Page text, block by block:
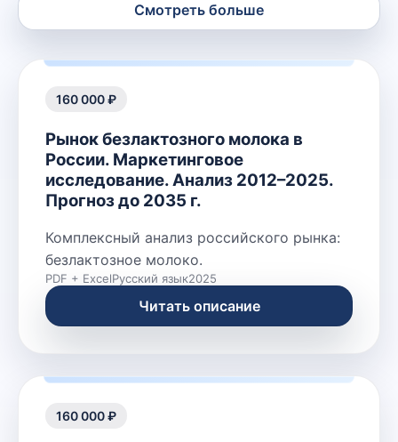
Смотреть больше
160 000 ₽
Рынок безлактозного молока в
России. Маркетинговое
исследование. Анализ 2012–2025.
Прогноз до 2035 г.
Комплексный анализ российского рынка:
безлактозное молоко.
PDF + ExcelРусский язык2025
Читать описание
160 000 ₽